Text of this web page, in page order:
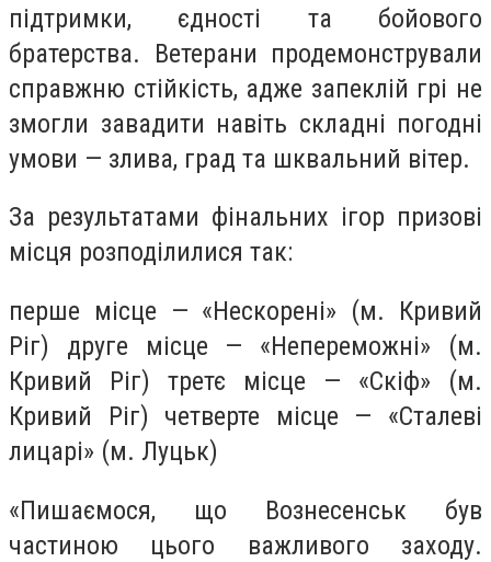
підтримки, єдності та бойового
братерства. Ветерани продемонстрували
справжню стійкість, адже запеклій грі не
змогли завадити навіть складні погодні
умови — злива, град та шквальний вітер.
За результатами фінальних ігор призові
місця розподілилися так:
перше місце — «Нескорені» (м. Кривий
Ріг) друге місце — «Непереможні» (м.
Кривий Ріг) третє місце — «Скіф» (м.
Кривий Ріг) четверте місце — «Сталеві
лицарі» (м. Луцьк)
«Пишаємося, що Вознесенськ був
частиною цього важливого заходу.